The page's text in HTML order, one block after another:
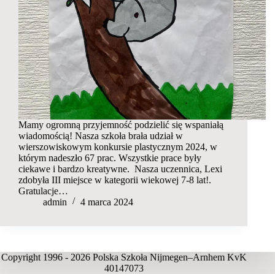
Mamy ogromną przyjemność podzielić się wspaniałą
wiadomością! Nasza szkoła brała udział w
wierszowiskowym konkursie plastycznym 2024, w
którym nadeszło 67 prac. Wszystkie prace były
ciekawe i bardzo kreatywne. Nasza uczennica, Lexi
zdobyła III miejsce w kategorii wiekowej 7-8 lat!.
Gratulacje…
admin
4 marca 2024
Copyright 1996 - 2026 Polska Szkoła Nijmegen–Arnhem KvK
40147073